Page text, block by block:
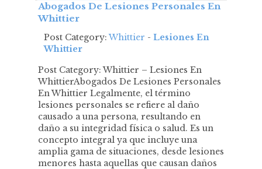
Abogados De Lesiones Personales En
Whittier
Post Category: Whittier - Lesiones En
Whittier
Post Category: Whittier – Lesiones En
WhittierAbogados De Lesiones Personales
En Whittier Legalmente, el término
lesiones personales se refiere al daño
causado a una persona, resultando en
daño a su integridad física o salud. Es un
concepto integral ya que incluye una
amplia gama de situaciones, desde lesiones
menores hasta aquellas que causan daños